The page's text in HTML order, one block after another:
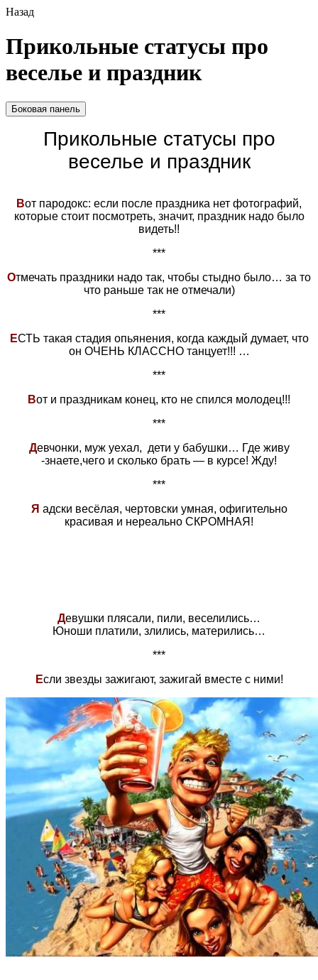
Назад
Прикольные статусы про
веселье и праздник
Боковая панель
Прикольные статусы про
веселье и праздник
Вот пародокс: если после праздника нет фотографий,
которые стоит посмотреть, значит, праздник надо было
видеть!!
***
Отмечать праздники надо так, чтобы стыдно было… за то
что раньше так не отмечали)
***
ЕСТЬ такая стадия опьянения, когда каждый думает, что
он ОЧЕНЬ КЛАССНО танцует!!! …
***
Вот и праздникам конец, кто не спился молодец!!!
***
Девчонки, муж уехал, дети у бабушки… Где живу
-знаете,чего и сколько брать — в курсе! Жду!
***
Я адски весёлая, чертовски умная, офигительно
красивая и нереально СКРОМНАЯ!
Девушки плясали, пили, веселились…
Юноши платили, злились, матерились…
***
Если звезды зажигают, зажигай вместе с ними!